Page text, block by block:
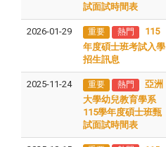
試面試時間表
2026-01-29 重要 熱門
115
年度碩士班考試入學
招生訊息
2025-11-24 重要 熱門
亞洲
大學幼兒教育學系
115學年度碩士班甄
試面試時間表